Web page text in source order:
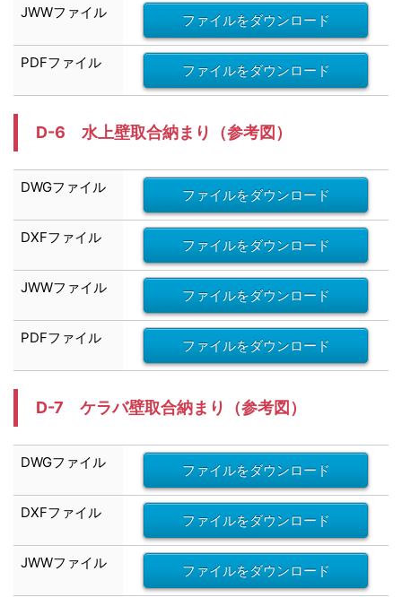
JWWファイル ファイルをダウンロード
PDFファイル ファイルをダウンロード
D-6 水上壁取合納まり （参考図）
DWGファイル ファイルをダウンロード
DXFファイル ファイルをダウンロード
JWWファイル ファイルをダウンロード
PDFファイル ファイルをダウンロード
D-7 ケラバ壁取合納まり（参考図）
DWGファイル ファイルをダウンロード
DXFファイル ファイルをダウンロード
JWWファイル ファイルをダウンロード